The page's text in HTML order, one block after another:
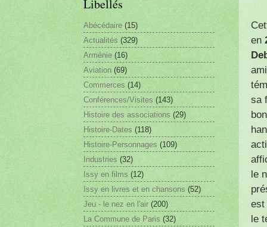
en
sa
le
est
le
Libellés
Abécédaire (15)
Actualités (329)
Arménie (16)
Aviation (69)
Commerces (14)
Conférences/Visites (143)
Histoire des associations (29)
Histoire-Dates (118)
Histoire-Personnages (109)
Industries (32)
Issy en films (12)
Issy en livres et en chansons (52)
Jeu - le nez en l'air (200)
La Commune de Paris (32)